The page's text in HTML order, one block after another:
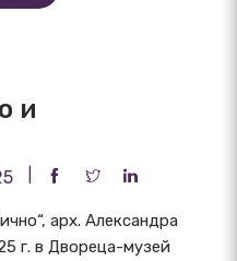
и
арх. Александра
г. в Двореца-музей